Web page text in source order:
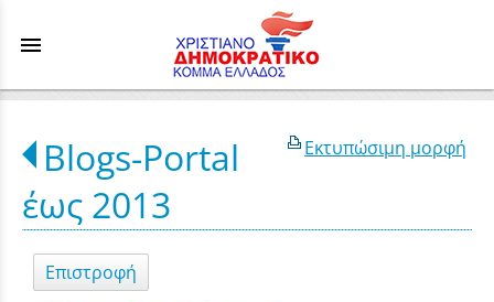
menu
Εκτυπώσιμη μορφή
Blogs-Portal
έως 2013
Επιστροφή